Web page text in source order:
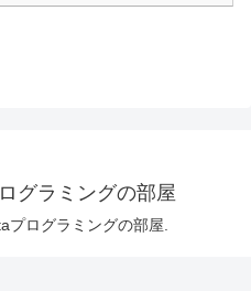
グラミングの部屋
ログラミングの部屋.